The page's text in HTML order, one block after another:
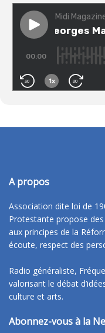
A propos
Association dite loi de
Protestante propose
aux principes de la
écoute, respect des
Radio généraliste,
valorisant le débat
culture et arts.
Abonnez-vous à la